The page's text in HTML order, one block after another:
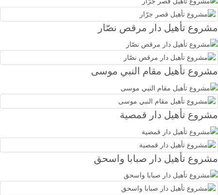
مشروع تأهيل دار مرقص نصّار
مشروع تأهيل مقام النبي موسى
مشروع تأهيل دار قمصية
مشروع تأهيل دار صبابا واسحق